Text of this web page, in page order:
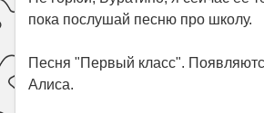
пока послушай песню про школу.
Песня "Первый класс".
Алиса.